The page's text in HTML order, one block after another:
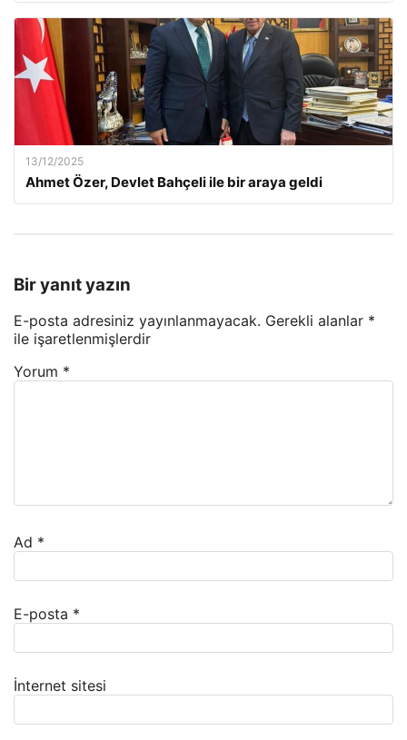
13/12/2025
Ahmet Özer, Devlet Bahçeli ile bir araya geldi
Bir yanıt yazın
E-posta adresiniz yayınlanmayacak. Gerekli alanlar *
ile işaretlenmişlerdir
Yorum *
Ad *
E-posta *
İnternet sitesi